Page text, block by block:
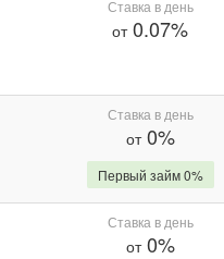
Ставка в день
от0.07%
Ставка в день
от0%
Первый займ 0%
Ставка в день
от0%